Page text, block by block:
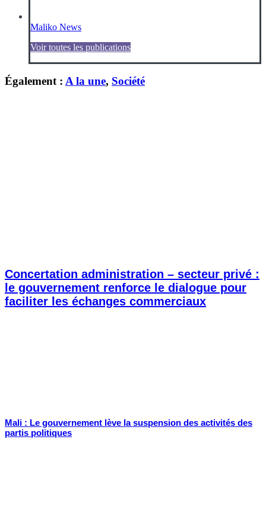
Maliko News
Voir toutes les publications
Également : A la une, Société
Concertation administration – secteur privé :
le gouvernement renforce le dialogue pour
faciliter les échanges commerciaux
Mali : Le gouvernement lève la suspension des activités des
partis politiques